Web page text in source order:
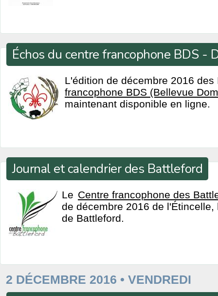
Échos du centre francophone BDS -
L'édition de décembre 2016
francophone BDS (Bellevue
maintenant disponible en ligne.
Journal et calendrier des Battleford
Le Centre francophone des
de décembre 2016 de
de Battleford.
2 DÉCEMBRE 2016 • VENDREDI